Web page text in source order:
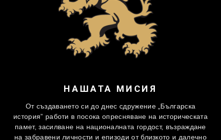
НАШАТА МИСИЯ
От създаването си до днес сдружение „Българска
история” работи в посока опресняване на историческата
памет, засилване на националната гордост, възраждане
на забравени личности и епизоди от близкото и далечно